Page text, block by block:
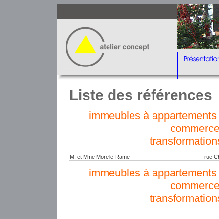
Liste des références
immeubles à
M. et Mme Morelle-Rame rue
immeubles à